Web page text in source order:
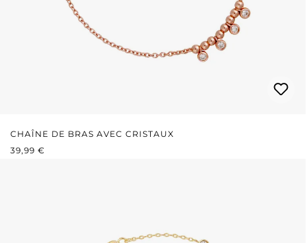
CHAÎNE DE BRAS AVEC CRISTAUX
PRIX RÉGULIER :
39,99 €